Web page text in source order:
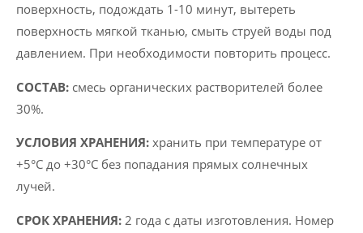
поверхность, подождать 1-10 минут, вытереть
поверхность мягкой тканью, смыть струей воды под
давлением. При необходимости повторить процесс.
СОСТАВ: смесь органических растворителей более
30%.
УСЛОВИЯ ХРАНЕНИЯ: хранить при температуре от
+5°C до +30°C без попадания прямых солнечных
лучей.
СРОК ХРАНЕНИЯ: 2 года с даты изготовления. Номер